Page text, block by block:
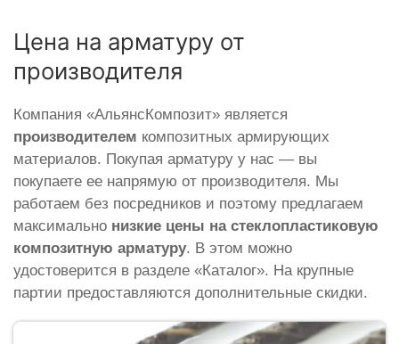
Цена на арматуру от
производителя
Компания «АльянсКомпозит» является
производителем композитных армирующих
материалов. Покупая арматуру у нас — вы
покупаете ее напрямую от производителя. Мы
работаем без посредников и поэтому предлагаем
максимально низкие цены на стеклопластиковую
композитную арматуру. В этом можно
удостоверится в разделе «Каталог». На крупные
партии предоставляются дополнительные скидки.